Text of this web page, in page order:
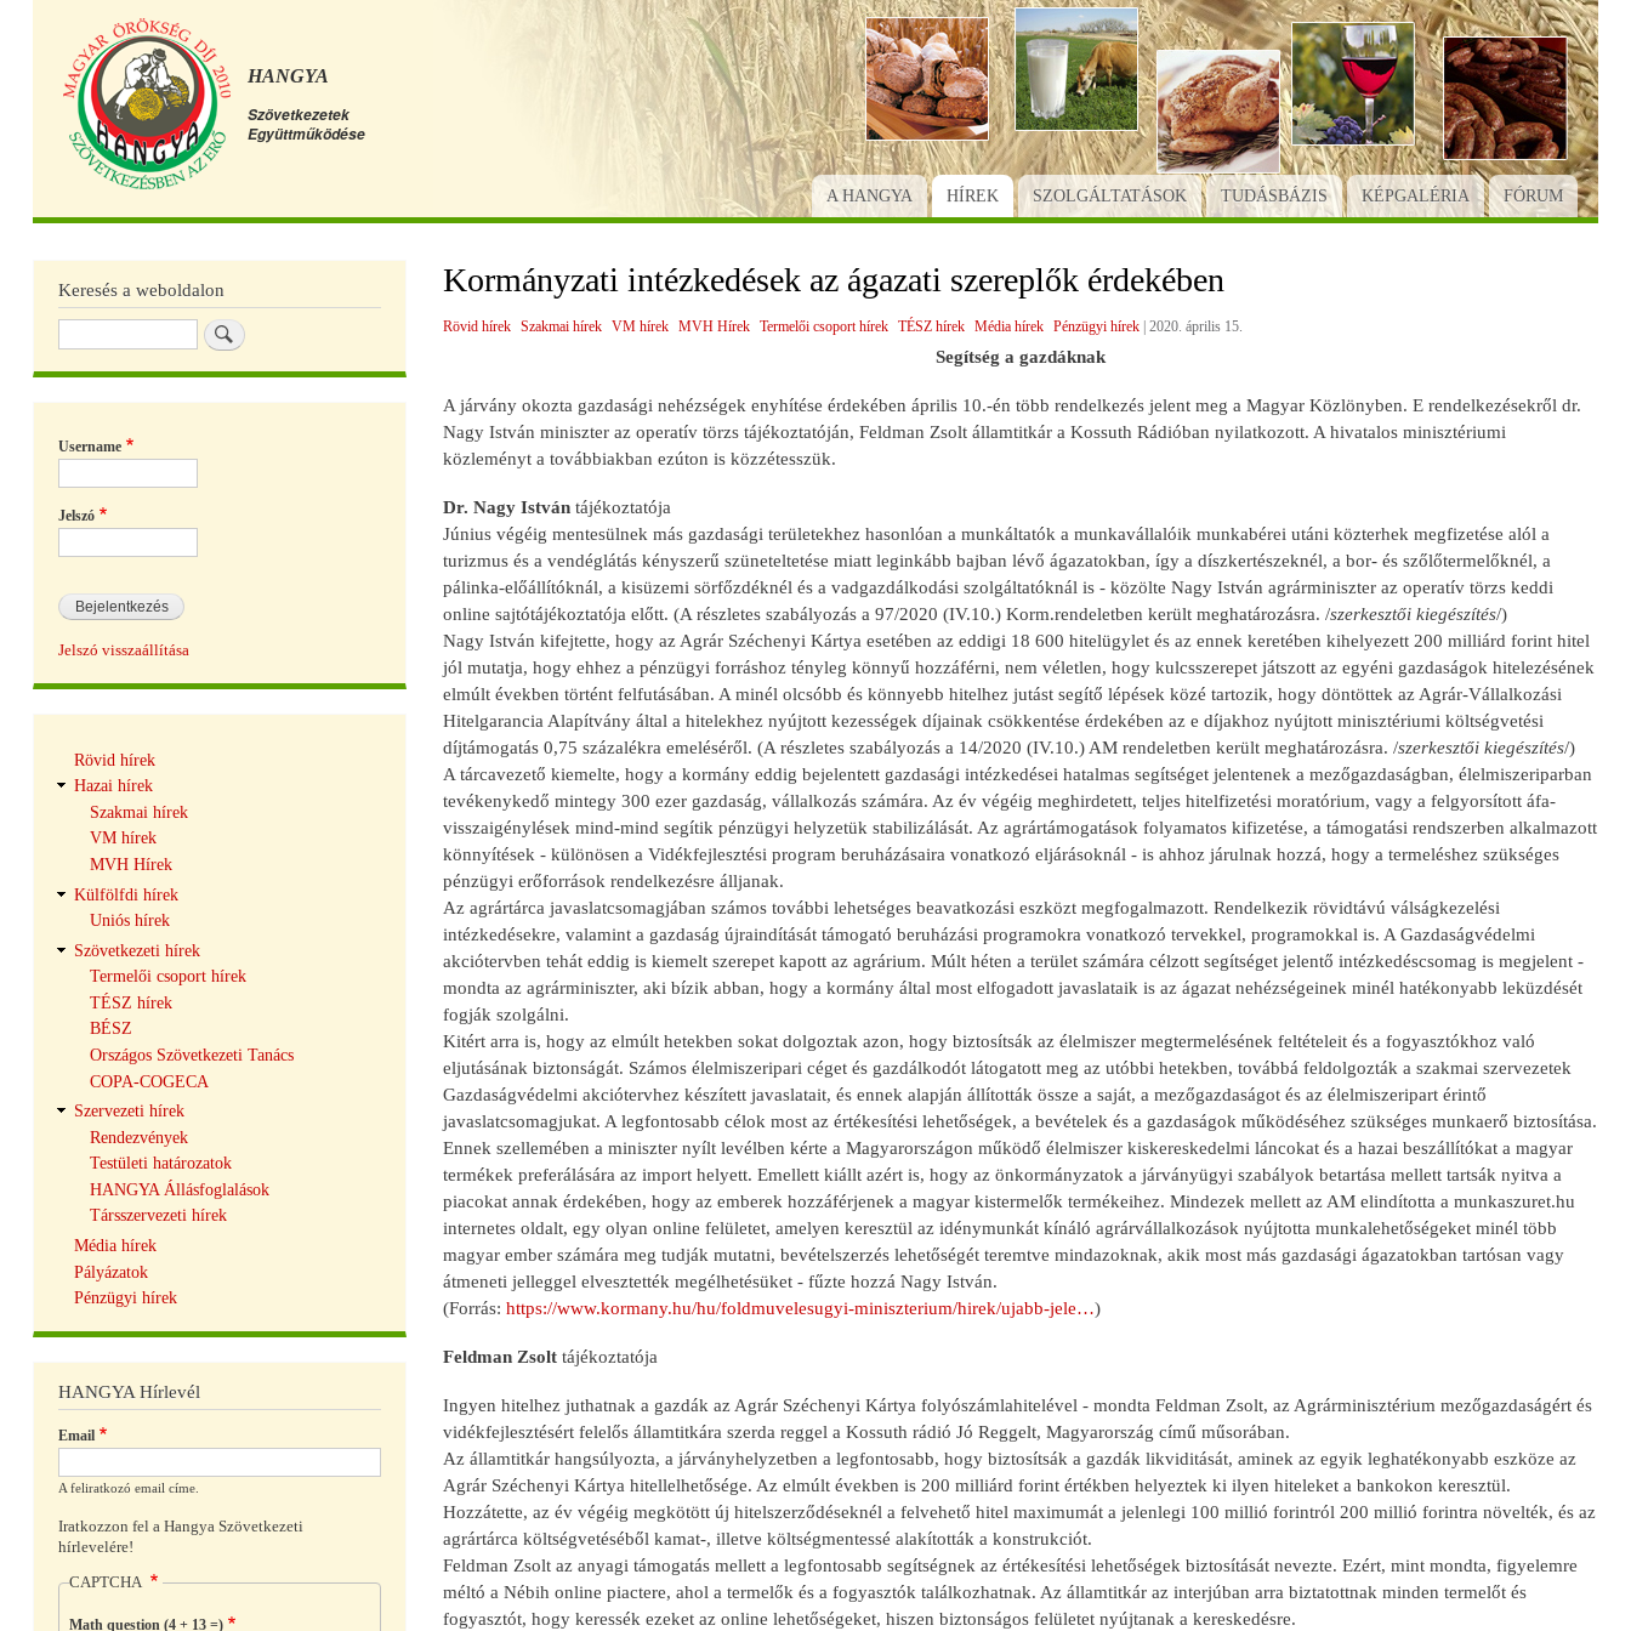
Ugrás
a
tartalomra
HANGYA
Szövetkezetek
Együttműködése
Főmenü
A HANGYA HÍREK SZOLGÁLTATÁSOK TUDÁSBÁZIS KÉPGALÉRIA FÓRUM
Kormányzati intézkedések az ágazati szereplők érdekében
Rövid hírek Szakmai hírek VM hírek MVH Hírek Termelői csoport hírek TÉSZ hírek Média hírek Pénzügyi hírek 2020. április 15.
Segítség a gazdáknak
A járvány okozta gazdasági nehézségek enyhítése érdekében április 10.-én több rendelkezés jelent meg a Magyar Közlönyben. E rendelkezésekről dr.
Nagy István miniszter az operatív törzs tájékoztatóján, Feldman Zsolt államtitkár a Kossuth Rádióban nyilatkozott. A hivatalos minisztériumi
közleményt a továbbiakban ezúton is közzétesszük.
Dr. Nagy Istvántájékoztatója
Június végéig mentesülnek más gazdasági területekhez hasonlóan a munkáltatók a munkavállalóik munkabérei utáni közterhek megfizetése alól a
turizmus és a vendéglátás kényszerű szüneteltetése miatt leginkább bajban lévő ágazatokban, így a díszkertészeknél, a bor- és szőlőtermelőknél, a
pálinka-előállítóknál, a kisüzemi sörfőzdéknél és a vadgazdálkodási szolgáltatóknál is - közölte Nagy István agrárminiszter az operatív törzs keddi
online sajtótájékoztatója előtt. (A részletes szabályozás a 97/2020 (IV.10.) Korm.rendeletben került meghatározásra. /szerkesztői kiegészítés/)
Nagy István kifejtette, hogy az Agrár Széchenyi Kártya esetében az eddigi 18 600 hitelügylet és az ennek keretében kihelyezett 200 milliárd forint hitel
jól mutatja, hogy ehhez a pénzügyi forráshoz tényleg könnyű hozzáférni, nem véletlen, hogy kulcsszerepet játszott az egyéni gazdaságok hitelezésének
elmúlt években történt felfutásában. A minél olcsóbb és könnyebb hitelhez jutást segítő lépések közé tartozik, hogy döntöttek az Agrár-Vállalkozási
Hitelgarancia Alapítvány által a hitelekhez nyújtott kezességek díjainak csökkentése érdekében az e díjakhoz nyújtott minisztériumi költségvetési
díjtámogatás 0,75 százalékra emeléséről. (A részletes szabályozás a 14/2020 (IV.10.) AM rendeletben került meghatározásra. /szerkesztői kiegészítés/)
A tárcavezető kiemelte, hogy a kormány eddig bejelentett gazdasági intézkedései hatalmas segítséget jelentenek a mezőgazdaságban, élelmiszeriparban
tevékenykedő mintegy 300 ezer gazdaság, vállalkozás számára. Az év végéig meghirdetett, teljes hitelfizetési moratórium, vagy a felgyorsított áfa-
visszaigénylések mind-mind segítik pénzügyi helyzetük stabilizálását. Az agrártámogatások folyamatos kifizetése, a támogatási rendszerben alkalmazott
könnyítések - különösen a Vidékfejlesztési program beruházásaira vonatkozó eljárásoknál - is ahhoz járulnak hozzá, hogy a termeléshez szükséges
pénzügyi erőforrások rendelkezésre álljanak.
Az agrártárca javaslatcsomagjában számos további lehetséges beavatkozási eszközt megfogalmazott. Rendelkezik rövidtávú válságkezelési
intézkedésekre, valamint a gazdaság újraindítását támogató beruházási programokra vonatkozó tervekkel, programokkal is. A Gazdaságvédelmi
akciótervben tehát eddig is kiemelt szerepet kapott az agrárium. Múlt héten a terület számára célzott segítséget jelentő intézkedéscsomag is megjelent -
mondta az agrárminiszter, aki bízik abban, hogy a kormány által most elfogadott javaslataik is az ágazat nehézségeinek minél hatékonyabb leküzdését
fogják szolgálni.
Kitért arra is, hogy az elmúlt hetekben sokat dolgoztak azon, hogy biztosítsák az élelmiszer megtermelésének feltételeit és a fogyasztókhoz való
eljutásának biztonságát. Számos élelmiszeripari céget és gazdálkodót látogatott meg az utóbbi hetekben, továbbá feldolgozták a szakmai szervezetek
Gazdaságvédelmi akciótervhez készített javaslatait, és ennek alapján állították össze a saját, a mezőgazdaságot és az élelmiszeripart érintő
javaslatcsomagjukat. A legfontosabb célok most az értékesítési lehetőségek, a bevételek és a gazdaságok működéséhez szükséges munkaerő biztosítása.
Ennek szellemében a miniszter nyílt levélben kérte a Magyarországon működő élelmiszer kiskereskedelmi láncokat és a hazai beszállítókat a magyar
termékek preferálására az import helyett. Emellett kiállt azért is, hogy az önkormányzatok a járványügyi szabályok betartása mellett tartsák nyitva a
piacokat annak érdekében, hogy az emberek hozzáférjenek a magyar kistermelők termékeihez. Mindezek mellett az AM elindította a munkaszuret.hu
internetes oldalt, egy olyan online felületet, amelyen keresztül az idénymunkát kínáló agrárvállalkozások nyújtotta munkalehetőségeket minél több
magyar ember számára meg tudják mutatni, bevételszerzés lehetőségét teremtve mindazoknak, akik most más gazdasági ágazatokban tartósan vagy
átmeneti jelleggel elvesztették megélhetésüket - fűzte hozzá Nagy István.
(Forrás: https://www.kormany.hu/hu/foldmuvelesugyi-miniszterium/hirek/ujabb-jele…)
Feldman Zsolt tájékoztatója
Ingyen hitelhez juthatnak a gazdák az Agrár Széchenyi Kártya folyószámlahitelével - mondta Feldman Zsolt, az Agrárminisztérium mezőgazdaságért és
vidékfejlesztésért felelős államtitkára szerda reggel a Kossuth rádió Jó Reggelt, Magyarország című műsorában.
Az államtitkár hangsúlyozta, a járványhelyzetben a legfontosabb, hogy biztosítsák a gazdák likviditását, aminek az egyik leghatékonyabb eszköze az
Agrár Széchenyi Kártya hitellelhetősége. Az elmúlt években is 200 milliárd forint értékben helyeztek ki ilyen hiteleket a bankokon keresztül.
Hozzátette, az év végéig megkötött új hitelszerződéseknél a felvehető hitel maximumát a jelenlegi 100 millió forintról 200 millió forintra növelték, és az
agrártárca költségvetéséből kamat-, illetve költségmentessé alakították a konstrukciót.
Feldman Zsolt az anyagi támogatás mellett a legfontosabb segítségnek az értékesítési lehetőségek biztosítását nevezte. Ezért, mint mondta, figyelemre
méltó a Nébih online piactere, ahol a termelők és a fogyasztók találkozhatnak. Az államtitkár az interjúban arra biztatottnak minden termelőt és
fogyasztót, hogy keressék ezeket az online lehetőségeket, hiszen biztonságos felületet nyújtanak a kereskedésre.
Keresés a weboldalon
Username
Jelszó
Jelszó visszaállítása
navigáció
Rövid hírek
Hazai hírek
Szakmai hírek
VM hírek
MVH Hírek
Külfölfdi hírek
Uniós hírek
Szövetkezeti hírek
Termelői csoport hírek
TÉSZ hírek
BÉSZ
Országos Szövetkezeti Tanács
COPA-COGECA
Szervezeti hírek
Rendezvények
Testületi határozatok
HANGYA Állásfoglalások
Társszervezeti hírek
Média hírek
Pályázatok
Pénzügyi hírek
HANGYA Hírlevél
Email
A feliratkozó email címe.
Iratkozzon fel a Hangya Szövetkezeti
hírlevelére!
CAPTCHA
Math question (4 + 13 =)